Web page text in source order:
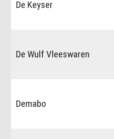
De Keyser
De Wulf Vleeswaren
Demabo